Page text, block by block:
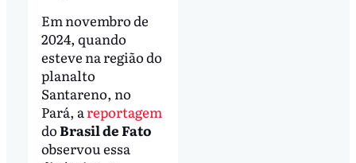
Em novembro de
2024, quando
esteve na região do
planalto
Santareno, no
Pará, areportagem
doBrasil de Fato
observou essa